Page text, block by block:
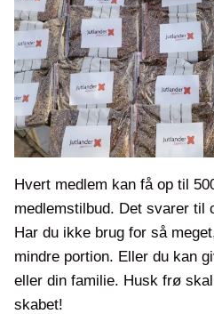
Hvert medlem kan få op til
medlemstilbud. Det svarer til
Har du ikke brug for så
mindre portion. Eller du kan
eller din familie. Husk frø
skabet!